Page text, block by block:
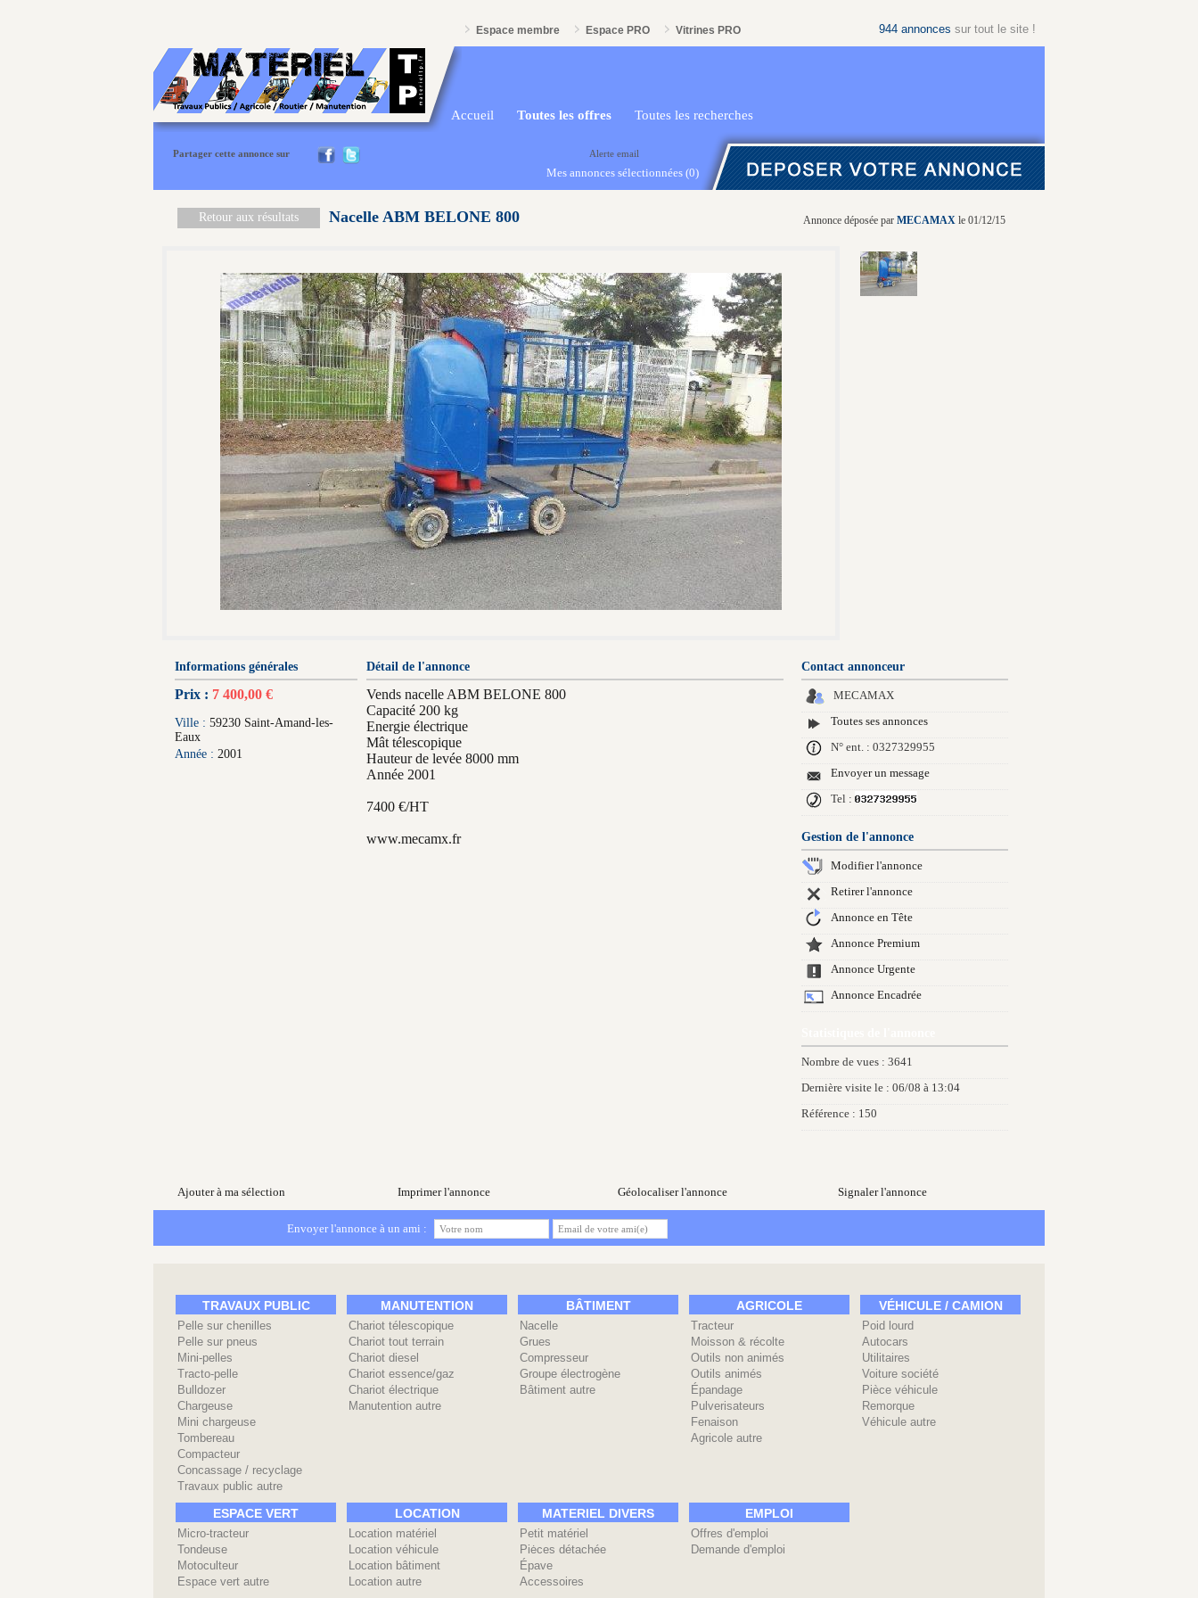
Espace membre Espace PRO Vitrines PRO 944 annonces sur tout le site !
Accueil Toutes les offres Toutes les recherches
Partager cette annonce sur Alerte email
Mes annonces sélectionnées (0)
Retour aux résultats Nacelle ABM BELONE 800 Annonce déposée par MECAMAX le 01/12/15
Informations générales
Prix : 7 400,00 €
Ville : 59230 Saint-Amand-les-
Eaux
Année : 2001
Détail de l'annonce
Vends nacelle ABM BELONE 800
Capacité 200 kg
Energie électrique
Mât télescopique
Hauteur de levée 8000 mm
Année 2001
7400 €/HT
www.mecamx.fr
Contact annonceur
MECAMAX
Toutes ses annonces
N° ent. : 0327329955
Envoyer un message
Tel :
Gestion de l'annonce
Modifier l'annonce
Retirer l'annonce
Annonce en Tête
Annonce Premium
Annonce Urgente
Annonce Encadrée
Nombre de vues : 3641
Dernière visite le : 06/08 à 13:04
Référence : 150
Ajouter à ma sélection Imprimer l'annonce Géolocaliser l'annonce Signaler l'annonce
Envoyer l'annonce à un ami :
TRAVAUX PUBLIC
Pelle sur chenilles
Pelle sur pneus
Mini-pelles
Tracto-pelle
Bulldozer
Chargeuse
Mini chargeuse
Tombereau
Compacteur
Concassage / recyclage
Travaux public autre
MANUTENTION
Chariot télescopique
Chariot tout terrain
Chariot diesel
Chariot essence/gaz
Chariot électrique
Manutention autre
BÂTIMENT
Nacelle
Grues
Compresseur
Groupe électrogène
Bâtiment autre
AGRICOLE
Tracteur
Moisson & récolte
Outils non animés
Outils animés
Épandage
Pulverisateurs
Fenaison
Agricole autre
VÉHICULE / CAMION
Poid lourd
Autocars
Utilitaires
Voiture société
Pièce véhicule
Remorque
Véhicule autre
ESPACE VERT
Micro-tracteur
Tondeuse
Motoculteur
Espace vert autre
LOCATION
Location matériel
Location véhicule
Location bâtiment
Location autre
MATERIEL DIVERS
Petit matériel
Piėces détachée
Épave
Accessoires
EMPLOI
Offres d'emploi
Demande d'emploi